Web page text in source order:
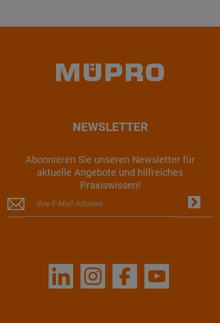
NEWSLETTER
Abonnieren Sie unseren Newsletter für
aktuelle Angebote und hilfreiches
Praxiswissen!